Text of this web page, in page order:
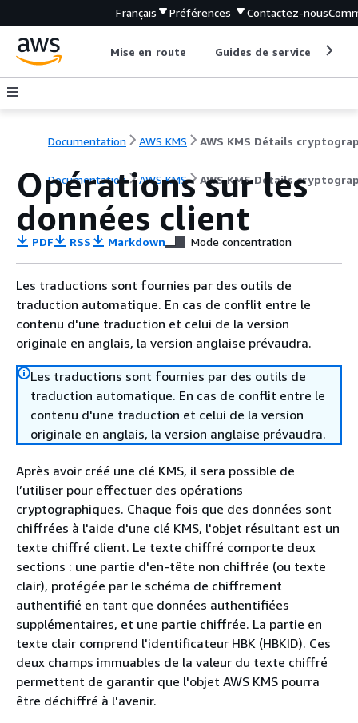
Français Préférences Contactez-nous
Mise en route Guides de service
Documentation AWS KMS
Documentation AWS KMS AWS KMS Détails
Opérations sur les
données client
PDF RSS Markdown Mode concentration
Les traductions sont fournies par des outils de
traduction automatique. En cas de conflit entre le
contenu d'une traduction et celui de la version
originale en anglais, la version anglaise prévaudra.
Les traductions sont fournies par des outils de
traduction automatique. En cas de conflit entre le
contenu d'une traduction et celui de la version
originale en anglais, la version anglaise prévaudra.
Après avoir créé une clé KMS, il sera possible de
l’utiliser pour effectuer des opérations
cryptographiques. Chaque fois que des données sont
chiffrées à l'aide d'une clé KMS, l'objet résultant est un
texte chiffré client. Le texte chiffré comporte deux
sections : une partie d'en-tête non chiffrée (ou texte
clair), protégée par le schéma de chiffrement
authentifié en tant que données authentifiées
supplémentaires, et une partie chiffrée. La partie en
texte clair comprend l'identificateur HBK (HBKID). Ces
deux champs immuables de la valeur du texte chiffré
permettent de garantir que l'objet AWS KMS pourra
être déchiffré à l'avenir.